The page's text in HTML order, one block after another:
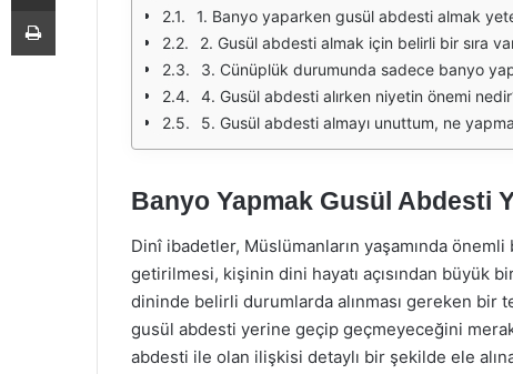
1. Banyo yaparken gusül abdesti almak
2. Gusül abdesti almak için belirli bir sıra
3. Cünüplük durumunda sadece banyo
4. Gusül abdesti alırken niyetin önemi
5. Gusül abdesti almayı unuttum, ne
Banyo Yapmak Gusül Abdesti
Dinî ibadetler, Müslümanların yaşamında
getirilmesi, kişinin dini hayatı açısından büyük
dininde belirli durumlarda alınması gereken bir
gusül abdesti yerine geçip geçmeyeceğini
abdesti ile olan ilişkisi detaylı bir şekilde ele